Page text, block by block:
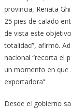
provincia, Renata
25 pies de calado
de vista este
totalidad”, afirmó.
nacional “recorta el
un momento en que
exportadora”.
Desde el gobierno